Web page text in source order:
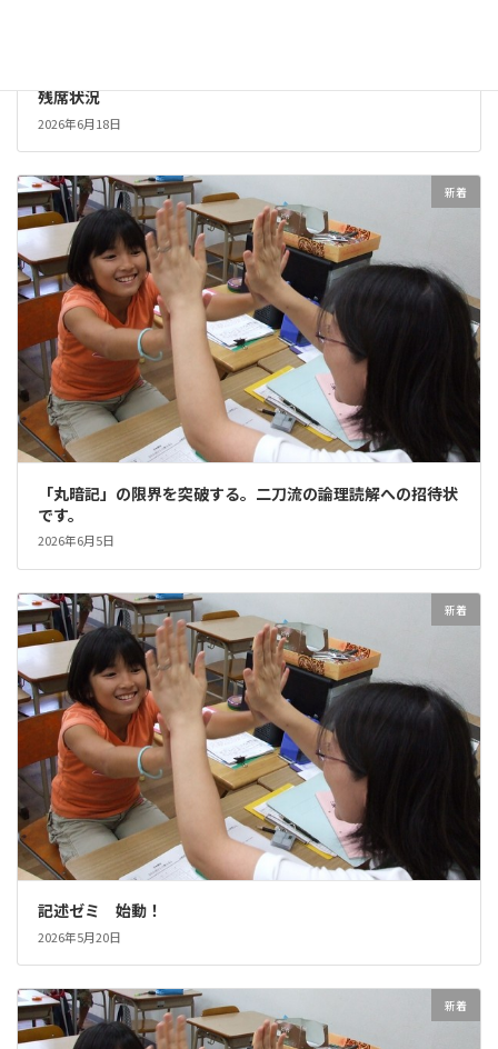
残席状況
2026年6月18日
新着
「丸暗記」の限界を突破する。二刀流の論理読解への招待状
です。
2026年6月5日
新着
記述ゼミ 始動！
2026年5月20日
新着